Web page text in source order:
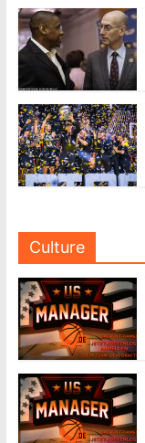
Culture